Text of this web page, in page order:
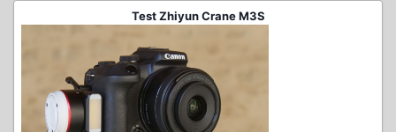
Test Zhiyun Crane M3S